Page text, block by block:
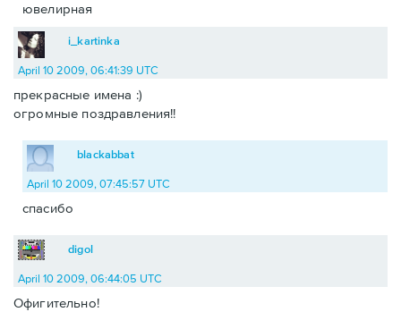
ювелирная
i_kartinka
April 10 2009, 06:41:39 UTC
прекрасные имена :)
огромные поздравления!!
blackabbat
April 10 2009, 07:45:57 UTC
спасибо
digol
April 10 2009, 06:44:05 UTC
Офигительно!